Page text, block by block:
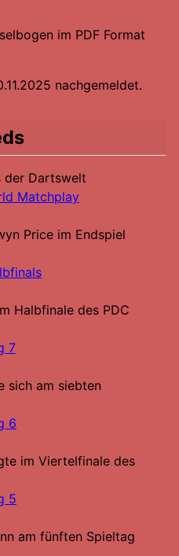
im PDF Format
nachgemeldet.
der Dartswelt
Matchplay
Price im Endspiel
Halbfinale des PDC
7
sich am siebten
6
im Viertelfinale des
5
am fünften Spieltag